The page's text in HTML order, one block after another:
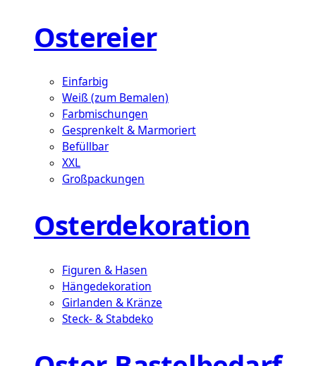
Ostereier
Einfarbig
Weiß (zum Bemalen)
Farbmischungen
Gesprenkelt & Marmoriert
Befüllbar
XXL
Großpackungen
Osterdekoration
Figuren & Hasen
Hängedekoration
Girlanden & Kränze
Steck- & Stabdeko